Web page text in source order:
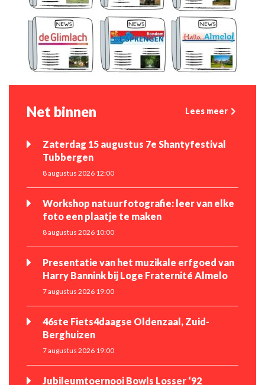
Net binnen Lees meer
Zaterdag 15 augustus 7e Shantyfestival
Tubbergen
8 augustus 2026 12:00
Workshop natuurfotografie: leer van elke
foto een plaatje te maken
8 augustus 2026 10:00
Presentatie van het muzikale erfgoed van
Harry Bannink bij Loge Fraternité Almelo
7 augustus 2026 19:00
46ste Fiets4daagse Oldenzaal, Zuid-
Berghuizen
7 augustus 2026 19:00
Jubileumtoernooi Bowls Losser ‘92